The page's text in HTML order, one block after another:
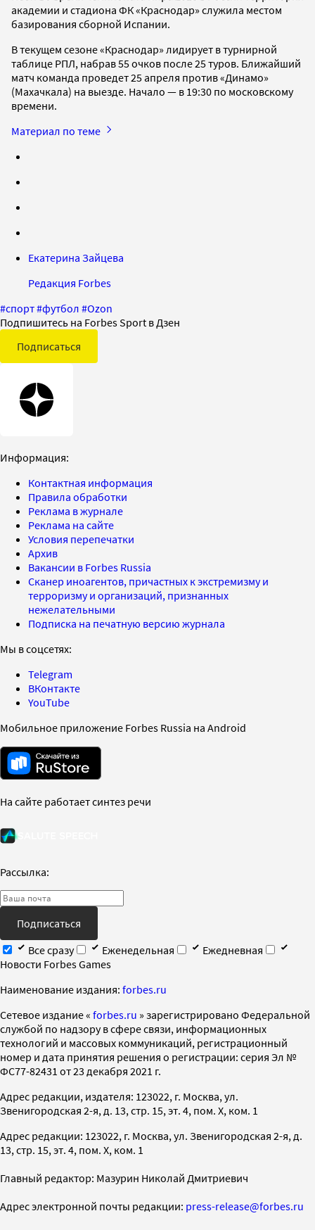
академии и стадиона ФК «Краснодар» служила местом
базирования сборной Испании.
В текущем сезоне «Краснодар» лидирует в турнирной
таблице РПЛ, набрав 55 очков после 25 туров. Ближайший
матч команда проведет 25 апреля против «Динамо»
(Махачкала) на выезде. Начало — в 19:30 по московскому
времени.
Материал по теме
Екатерина Зайцева
Редакция Forbes
#спорт#футбол #Ozon
Подпишитесь на Forbes Sport в Дзен
Подписаться
Информация:
Контактная информация
Правила обработки
Реклама в журнале
Реклама на сайте
Условия перепечатки
Архив
Вакансии в Forbes Russia
Сканер иноагентов, причастных к экстремизму и
терроризму и организаций, признанных
нежелательными
Подписка на печатную версию журнала
Мы в соцсетях:
Telegram
ВКонтакте
YouTube
Мобильное приложение Forbes Russia на Android
На сайте работает синтез речи
Рассылка:
Подписаться
Все сразу
Еженедельная
Ежедневная
Новости Forbes Games
Наименование издания: forbes.ru
Cетевое издание « forbes.ru » зарегистрировано Федеральной
службой по надзору в сфере связи, информационных
технологий и массовых коммуникаций, регистрационный
номер и дата принятия решения о регистрации: серия Эл №
ФС77-82431 от 23 декабря 2021 г.
Адрес редакции, издателя: 123022, г. Москва, ул.
Звенигородская 2-я, д. 13, стр. 15, эт. 4, пом. X, ком. 1
Адрес редакции: 123022, г. Москва, ул. Звенигородская 2-я, д.
13, стр. 15, эт. 4, пом. X, ком. 1
Главный редактор: Мазурин Николай Дмитриевич
Адрес электронной почты редакции: press-release@forbes.ru